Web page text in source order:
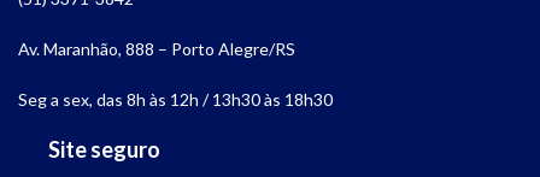
Av. Maranhão, 888 – Porto Alegre/RS
Seg a sex, das 8h às 12h / 13h30 às 18h30
Site seguro